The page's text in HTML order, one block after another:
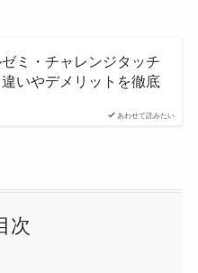
あわせて読みたい
ミ・チャレンジタッチ
いやデメリットを徹底
次